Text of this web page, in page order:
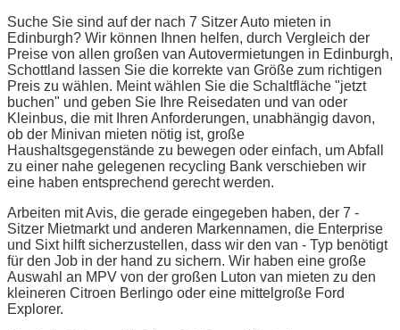
Suche Sie sind auf der nach 7 Sitzer Auto mieten in
Edinburgh? Wir können Ihnen helfen, durch Vergleich der
Preise von allen großen van Autovermietungen in Edinburgh,
Schottland lassen Sie die korrekte van Größe zum richtigen
Preis zu wählen. Meint wählen Sie die Schaltfläche "jetzt
buchen" und geben Sie Ihre Reisedaten und van oder
Kleinbus, die mit Ihren Anforderungen, unabhängig davon,
ob der Minivan mieten nötig ist, große
Haushaltsgegenstände zu bewegen oder einfach, um Abfall
zu einer nahe gelegenen recycling Bank verschieben wir
eine haben entsprechend gerecht werden.
Arbeiten mit Avis, die gerade eingegeben haben, der 7 -
Sitzer Mietmarkt und anderen Markennamen, die Enterprise
und Sixt hilft sicherzustellen, dass wir den van - Typ benötigt
für den Job in der hand zu sichern. Wir haben eine große
Auswahl an MPV von der großen Luton van mieten zu den
kleineren Citroen Berlingo oder eine mittelgroße Ford
Explorer.